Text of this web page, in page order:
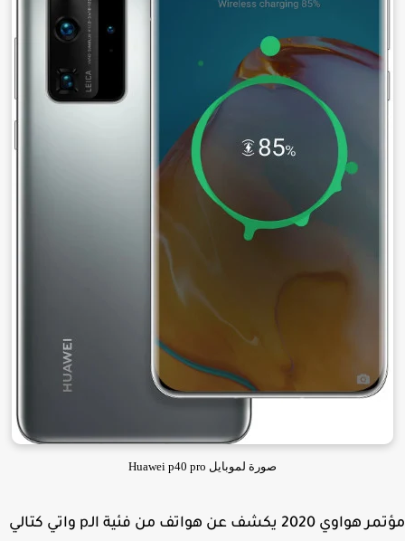
صورة لموبايل Huawei p40 pro
مؤتمر هواوي 2020 يكشف عن هواتف من فئية الـp واتي كتالي